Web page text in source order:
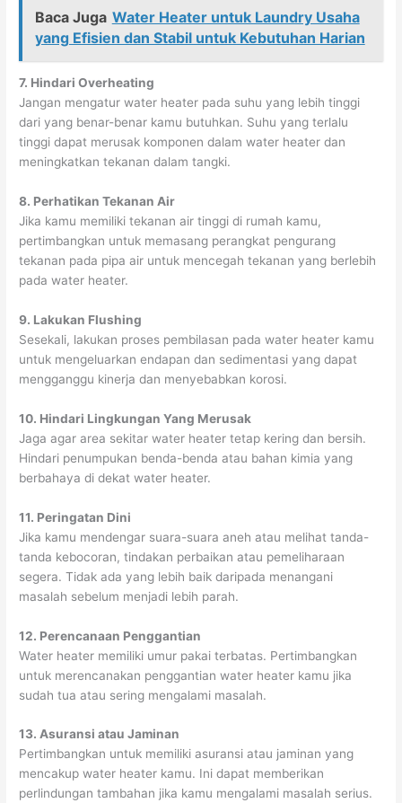
Baca Juga Water Heater untuk Laundry Usaha
yang Efisien dan Stabil untuk Kebutuhan Harian
7. Hindari Overheating
Jangan mengatur water heater pada suhu yang lebih tinggi
dari yang benar-benar kamu butuhkan. Suhu yang terlalu
tinggi dapat merusak komponen dalam water heater dan
meningkatkan tekanan dalam tangki.
8. Perhatikan Tekanan Air
Jika kamu memiliki tekanan air tinggi di rumah kamu,
pertimbangkan untuk memasang perangkat pengurang
tekanan pada pipa air untuk mencegah tekanan yang berlebih
pada water heater.
9. Lakukan Flushing
Sesekali, lakukan proses pembilasan pada water heater kamu
untuk mengeluarkan endapan dan sedimentasi yang dapat
mengganggu kinerja dan menyebabkan korosi.
10. Hindari Lingkungan Yang Merusak
Jaga agar area sekitar water heater tetap kering dan bersih.
Hindari penumpukan benda-benda atau bahan kimia yang
berbahaya di dekat water heater.
11. Peringatan Dini
Jika kamu mendengar suara-suara aneh atau melihat tanda-
tanda kebocoran, tindakan perbaikan atau pemeliharaan
segera. Tidak ada yang lebih baik daripada menangani
masalah sebelum menjadi lebih parah.
12. Perencanaan Penggantian
Water heater memiliki umur pakai terbatas. Pertimbangkan
untuk merencanakan penggantian water heater kamu jika
sudah tua atau sering mengalami masalah.
13. Asuransi atau Jaminan
Pertimbangkan untuk memiliki asuransi atau jaminan yang
mencakup water heater kamu. Ini dapat memberikan
perlindungan tambahan jika kamu mengalami masalah serius.